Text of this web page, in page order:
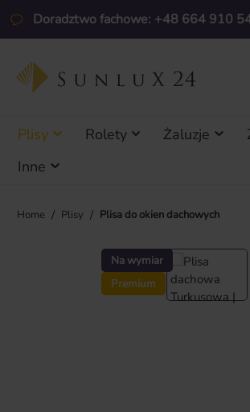
do głównej zawartości
Przejdź do wyszukiwania
Przejdź do głównej nawigacji
Doradztwo fachowe: +48 664 910
Plisy Rolety Żaluzje
Inne
Home / Plisy / Plisa do okien dachowych
Na wymiar
Premium
Pomiń galerię zdjęć